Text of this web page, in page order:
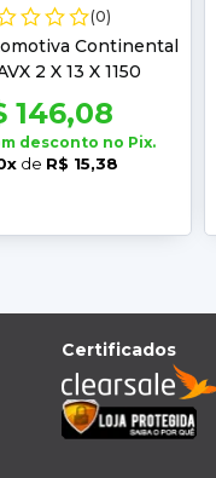
(0)
Continental
2 X 13 X 1150
146,08
desconto no Pix.
de R$ 15,38
Certificados